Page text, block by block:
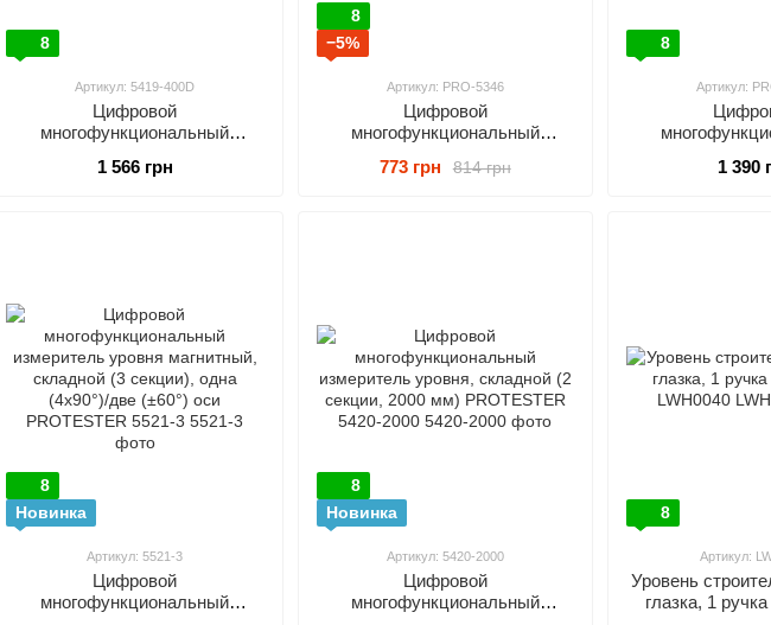
8
Артикул: 5419-400D
Цифровой
многофункциональный
(4*90°/400мм) PROTESTER
1 566 грн
8
−5%
Артикул: PRO-5346
Цифровой
многофункциональный
магнита) PROTESTER PRO-
814 грн
773 грн
8
Артикул:
(4*90°)
1 390
8
Новинка
Артикул: 5521-3
Цифровой
многофункциональный
8
Новинка
Артикул: 5420-2000
Цифровой
многофункциональный
8
Артикул:
Уровень
глазка, 1